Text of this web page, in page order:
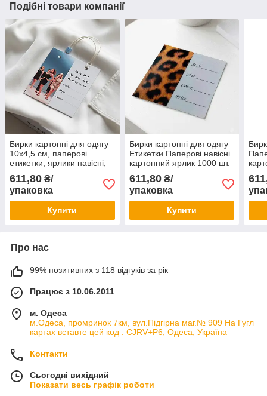
Подібні товари компанії
Бирки картонні для одягу
10х4,5 см, паперові
етикетки, ярлики навісні,
1000 шт/уп
611,80 ₴/
упаковка
Купити
Бирки картонні для одягу
Етикетки Паперові навісні
картонний ярлик 1000 шт.
611,80₴/
упаковка
Купити
Про нас
99% позитивних з 118 відгуків за рік
Працює з 10.06.2011
м. Одеса
м.Одеса, промринок 7км, вул.Підгірна маг.№ 909 На Гугл
картах вставте цей код : CJRV+P6, Одеса, Україна
Контакти
Сьогодні вихідний
Показати весь графік роботи